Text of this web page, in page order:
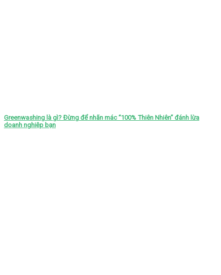
Greenwashing là gì? Đừng để nhãn mác “100% Thiên Nhiên” đánh lừa
doanh nghiệp bạn